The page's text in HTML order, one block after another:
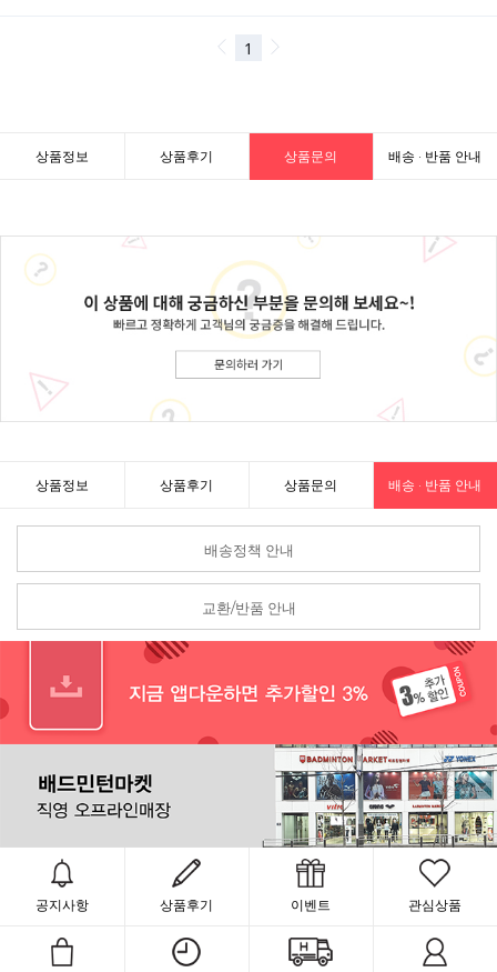
상품정보 상품후기 상품문의 배송 · 반품 안내
상품정보 상품후기 상품문의 배송 · 반품 안내
배송정책 안내
교환/반품 안내
공지사항 상품후기 이벤트 관심상품